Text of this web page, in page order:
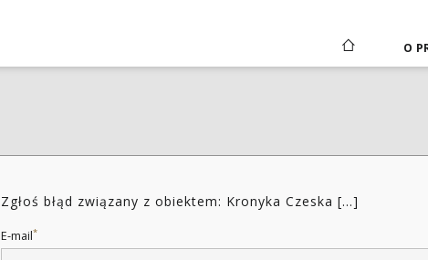
O
Zgłoś błąd związany z obiektem: Kronyka Czeska [...]
E-mail*